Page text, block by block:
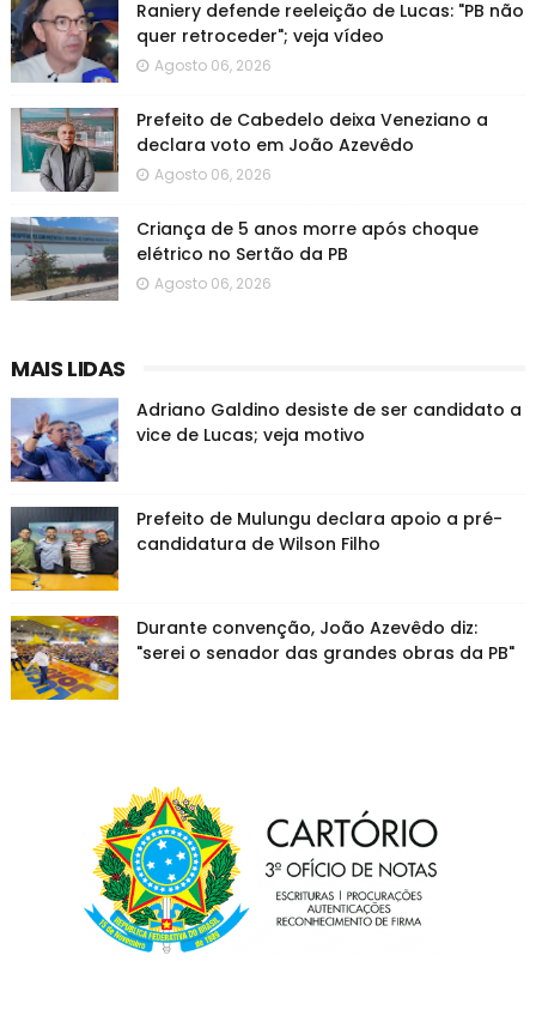
Raniery defende reeleição de Lucas: "PB não
quer retroceder"; veja vídeo
Agosto 06, 2026
Prefeito de Cabedelo deixa Veneziano a
declara voto em João Azevêdo
Agosto 06, 2026
Criança de 5 anos morre após choque
elétrico no Sertão da PB
Agosto 06, 2026
MAIS LIDAS
Adriano Galdino desiste de ser candidato a
vice de Lucas; veja motivo
Prefeito de Mulungu declara apoio a pré-
candidatura de Wilson Filho
Durante convenção, João Azevêdo diz:
"serei o senador das grandes obras da PB"